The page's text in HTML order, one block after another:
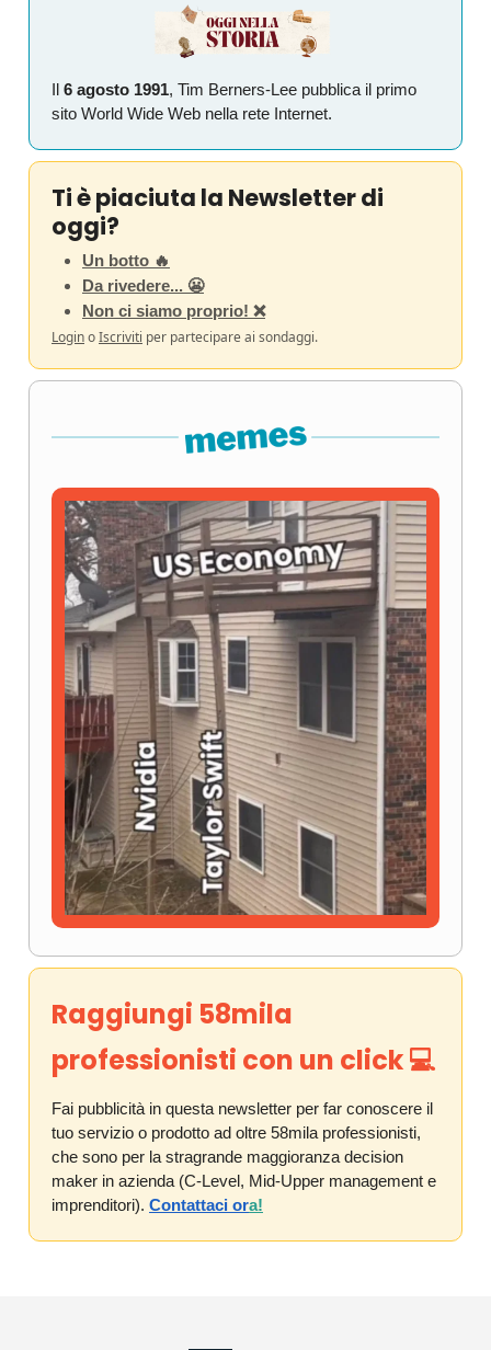
Il 6 agosto 1991, Tim Berners-Lee pubblica il primo
sito World Wide Web nella rete Internet.
Ti è piaciuta la Newsletter di
oggi?
Un botto 🔥
Da rivedere... 😬
Non ci siamo proprio! ❌
LoginoIscriviti per partecipare ai sondaggi.
Raggiungi 58mila
professionisti con un click💻️
Fai pubblicità in questa newsletter per far conoscere il
tuo servizio o prodotto ad oltre 58mila professionisti,
che sono per la stragrande maggioranza decision
maker in azienda (C-Level, Mid-Upper management e
imprenditori). Contattaci ora!